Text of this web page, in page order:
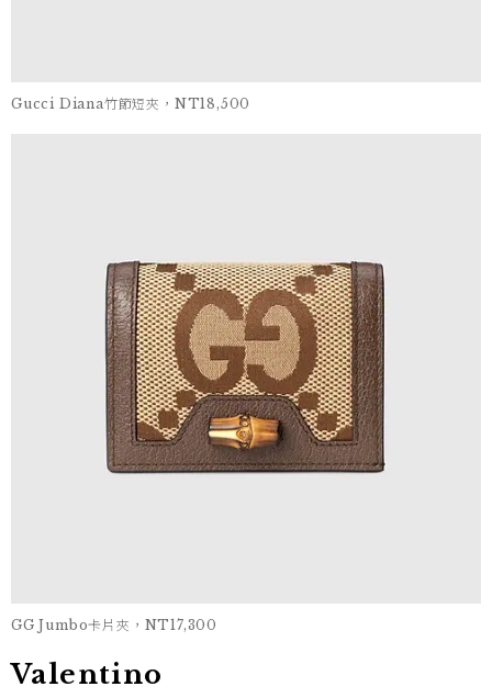
Gucci Diana竹節短夾，NT18,500
GG Jumbo卡片夾，NT17,300
Valentino